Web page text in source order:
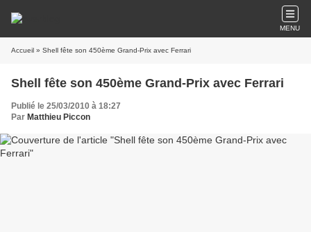
MENU
Accueil » Shell fête son 450ème Grand-Prix avec Ferrari
Shell fête son 450ème Grand-Prix avec Ferrari
Publié le 25/03/2010 à 18:27
Par Matthieu Piccon